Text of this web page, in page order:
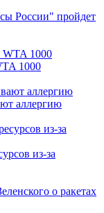
России" пройдет
1000
аллергию
из-за